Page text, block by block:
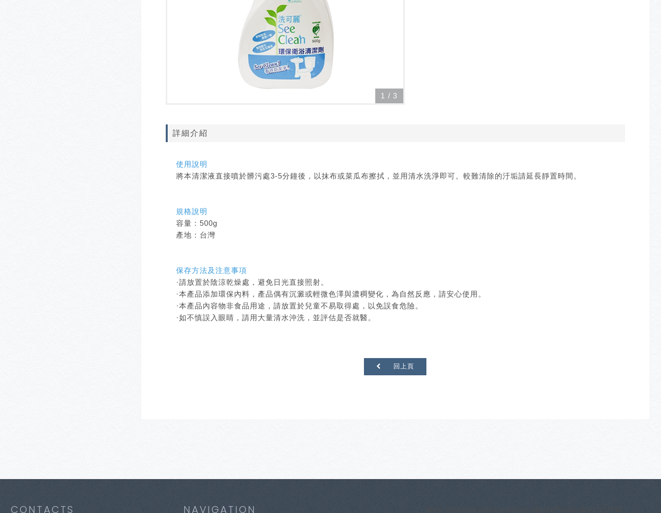
1 / 3
詳細介紹
使用說明
將本清潔液直接噴於髒污處3-5分鐘後，以抹布或菜瓜布擦拭，並用清水洗淨即可。較難清除的汙垢請延長靜置時間。
規格說明
容量：500g
產地：台灣
保存方法及注意事項
·請放置於陰涼乾燥處，避免日光直接照射。
·本產品添加環保內料，產品偶有沉澱或輕微色澤與濃稠變化，為自然反應，請安心使用。
·本產品內容物非食品用途，請放置於兒童不易取得處，以免誤食危險。
·如不慎誤入眼睛，請用大量清水沖洗，並評估是否就醫。
回上頁
CONTACTS NAVIGATION